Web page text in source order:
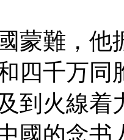
蒙難，他
四千万同
到火線着
國的念书